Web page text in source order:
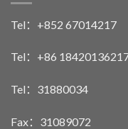
Tel：+852 67014217
Tel：+86
Tel：31880034
Fax：31089072